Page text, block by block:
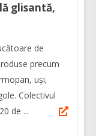
glisantă,
de
precum
uşi,
Colectivul
de ...